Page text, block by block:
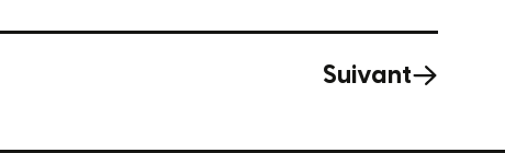
Suivant